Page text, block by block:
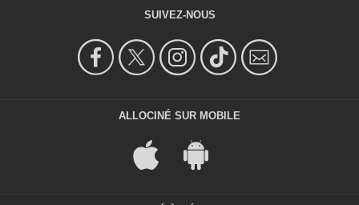
SUIVEZ-NOUS
ALLOCINÉ SUR MOBILE